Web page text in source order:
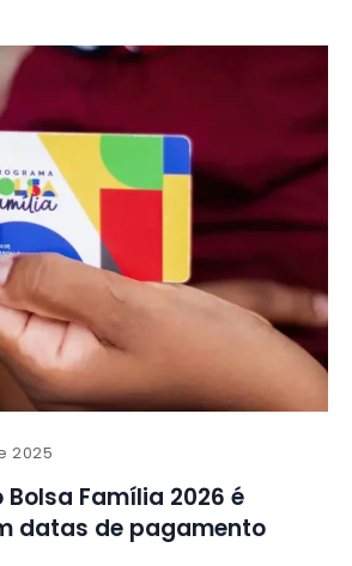
2025
Família 2026 é
datas de pagamento